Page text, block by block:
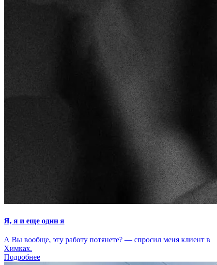
Я, я и еще один я
А Вы вообще, эту работу потянете? — спросил меня клиент в
Химках.
Подробнее